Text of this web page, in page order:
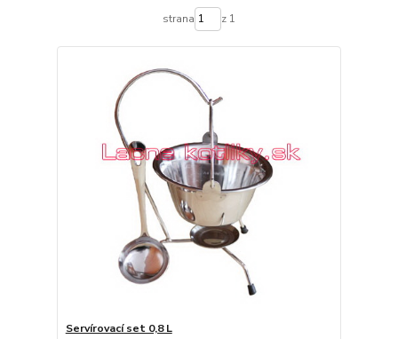
strana z 1
Servírovací set 0,8 L